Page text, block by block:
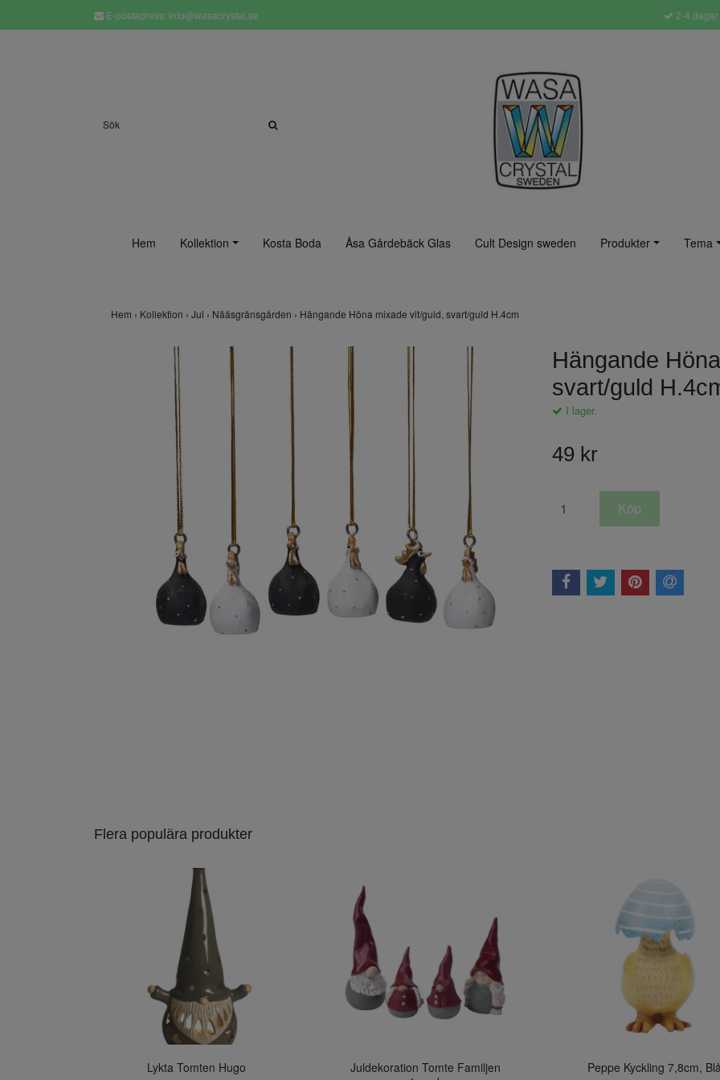
E-postadress: info@wasacrystal.se 2-4
Hem Kollektion Kosta Boda Åsa Gårdebäck Glas Cult Design sweden Produkter Tema
Hem › Kollektion › Jul › Nääsgränsgården › Hängande Höna mixade vit/guld, svart/guld H.4cm
Hängande
svart/guld
I lager.
49 kr
Flera populära produkter
Lykta Tomten Hugo
Juldekoration Tomte Familjen
Peppe Kyckling 7,8cm,